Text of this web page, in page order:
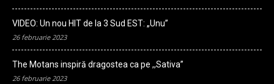
VIDEO: Un nou HIT de la 3 Sud EST: „Unu”
26 februarie 2023
The Motans inspiră dragostea ca pe ,,Sativa”
26 februarie 2023